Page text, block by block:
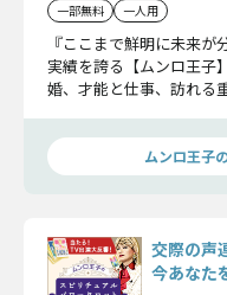
一部無料 一人用
『ここまで鮮明に未来
実績を誇る【ムンロ王
婚、才能と仕事、訪れる
ていきます。
ムンロ王子
交際の声
今あなた